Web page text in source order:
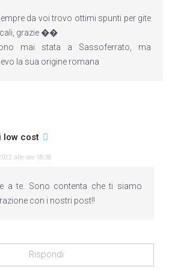
da voi trovo ottimi spunti per gite
grazie ��
mai stata a Sassoferrato, ma
la sua origine romana
low cost
alle ore 18:38
a te. Sono contenta che ti siamo
con i nostri post!!
Rispondi